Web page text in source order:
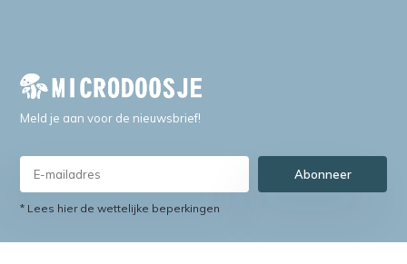
Meld je aan voor de nieuwsbrief!
Abonneer
* Lees hier de wettelijke beperkingen